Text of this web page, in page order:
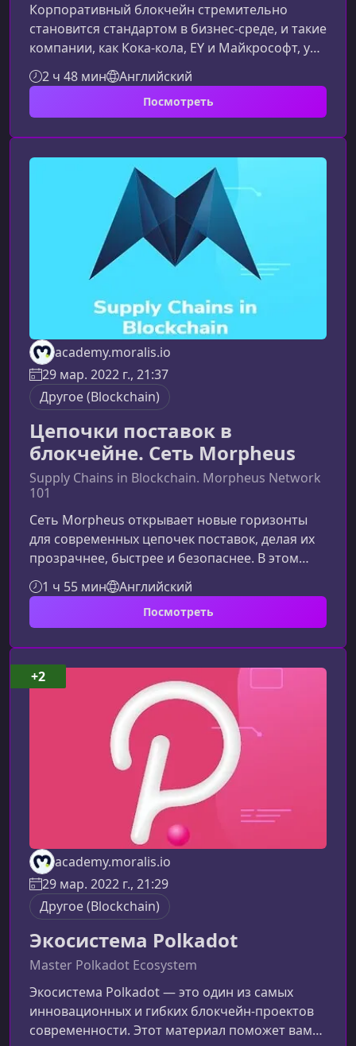
Корпоративный блокчейн стремительно
становится стандартом в бизнес-среде, и такие
компании, как Кока-кола, EY и Майкрософт, уже
используют его для повышения прозрачности
и эффективности процессов. Этот курс
поможет вам освоить ключевые технологии —
их в конкурентное преимущество для вашей
карьеры.О программе курсаКурс разработан
для специалистов, стремящихся освоить
создание корпоративных блокчейн-п
2 ч 48 мин Английский
Посмотреть
academy.moralis.io
29 мар. 2022 г., 21:37
Другоe (Blockchain)
Цепочки поставок в
блокчейне. Сеть Morpheus
Supply Chains in Blockchain. Morpheus Network
101
Сеть Morpheus открывает новые горизонты
для современных цепочек поставок, делая их
прозрачнее, быстрее и безопаснее. В этом
курсе вы получите глубокое понимание того,
как блокчейн-технологии трансформируют
управление цепочками поставок и почему
Morpheus становится ключевым
инструментом для бизнеса, стремящегося к
эффективности.Преимущества использования
Morpheus в цепочках поставокСебастьян
наглядно покажет, как Morpheus помогает
компаниям сок
1 ч 55 мин Английский
Посмотреть
academy.moralis.io
29 мар. 2022 г., 21:29
Другоe (Blockchain)
Экосистема Polkadot
Master Polkadot Ecosystem
Экосистема Polkadot — это один из самых
инновационных и гибких блокчейн‑проектов
современности. Этот материал поможет вам
+2